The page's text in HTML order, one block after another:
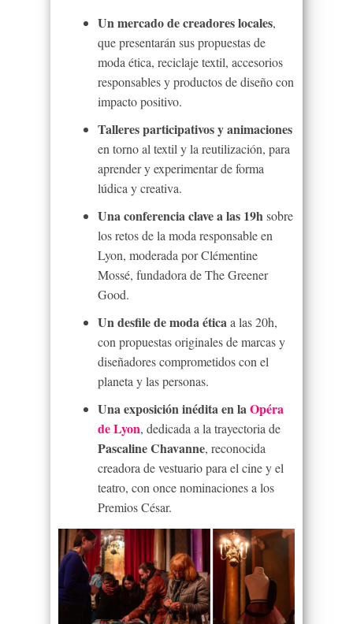
Un mercado de creadores locales,
que presentarán sus propuestas de
moda ética, reciclaje textil, accesorios
responsables y productos de diseño con
impacto positivo.
Talleres participativos y animaciones
en torno al textil y la reutilización, para
aprender y experimentar de forma
lúdica y creativa.
Una conferencia clave a las 19hsobre
los retos de la moda responsable en
Lyon, moderada por Clémentine
Mossé, fundadora de The Greener
Good.
Un desfile de moda éticaa las 20h,
con propuestas originales de marcas y
diseñadores comprometidos con el
planeta y las personas.
Una exposición inédita en laOpéra
de Lyon, dedicada a la trayectoria de
Pascaline Chavanne, reconocida
creadora de vestuario para el cine y el
teatro, con once nominaciones a los
Premios César.